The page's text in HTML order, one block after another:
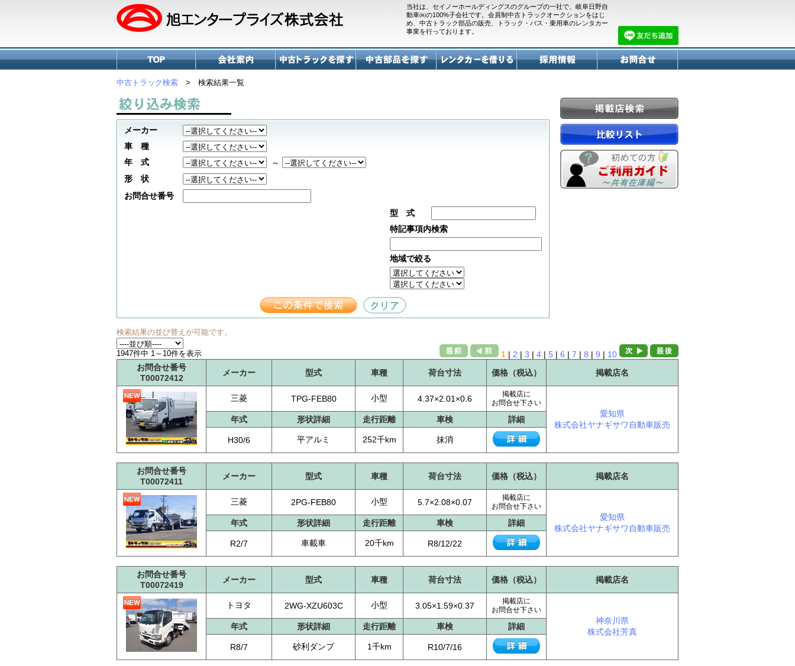
当社は、セイノーホールディングスのグループの一社で、岐阜日野自
動車㈱の100%子会社です。会員制中古トラックオークションをはじ
め、中古トラック部品の販売、トラック・バス・乗用車のレンタカー
事業を行っております。
中古トラック検索 > 検索結果一覧
メーカー
車 種
年 式
～
形 状
お問合せ番号
型 式
特記事項内検索
地域で絞る
検索結果の並び替えが可能です。
1947件中 1～10件を表示 1 | 2 | 3 | 4 | 5 | 6 | 7 | 8 | 9 | 10
お問合せ番号
T00072412
メーカー 型式 車種 荷台寸法 価格（税込） 掲載店名
三菱 TPG-FEB80 小型 4.37×2.01×0.6
掲載店に
お問合せ下さい
愛知県
株式会社ヤナギサワ自動車販売
年式 形状詳細 走行距離 車検 詳細
H30/6 平アルミ 252千km 抹消
お問合せ番号
T00072411
メーカー 型式 車種 荷台寸法 価格（税込） 掲載店名
三菱 2PG-FEB80 小型 5.7×2.08×0.07
掲載店に
お問合せ下さい
愛知県
株式会社ヤナギサワ自動車販売
年式 形状詳細 走行距離 車検 詳細
R2/7 車載車 20千km R8/12/22
お問合せ番号
T00072419
メーカー 型式 車種 荷台寸法 価格（税込） 掲載店名
トヨタ 2WG-XZU603C 小型 3.05×1.59×0.37
掲載店に
お問合せ下さい
神奈川県
株式会社芳真
年式 形状詳細 走行距離 車検 詳細
R8/7 砂利ダンプ 1千km R10/7/16